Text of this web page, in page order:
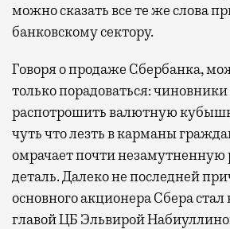
можно сказать все те же слова
банковскому сектору.
Говоря о продаже Сбербанка,
только порадоваться:
распотрошить валютную
чуть что лезть в карманы
омрачает почти незамутненную
деталь. Далеко не последней
основного акционера Сбера
главой ЦБ Эльвирой